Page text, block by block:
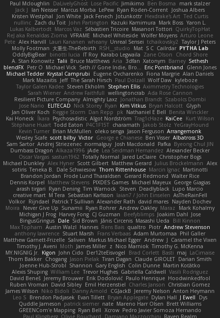
Paul Mcloughlin
DaLivelyGhost Lose Pacific Jimikimo Ben Bosma
mark stalzer
Jack J
Ian Neisser Marcus Morba LePew Ryan Roden-Corrent Joshua Albers
Kristen Westphal
Jon White Jack Fenech Jotunkottr Hexdrake's Art Ted Curtis
nullinc Zach du Toit John Partington Kazuki Kamimura Mark Boss Yaron L.
Lukas Kalbertodt Marcos Vaz Sébastien Tricoire Masanori Tottori QuirkyTopHat
ReJ aka Renaldas Zioma VFRAME Michael Whiteside Wolfer Moyens Arturo Leone
Pete Alex Harvill Lauri Kananen wheany Unreal Sensei tchaikovsky2 Taylor J Peters
Molly Footman 大重生-TheRebirth RSH__studio Mat S C Cailrdar PYTHA Lab
OddlyBigBear binotti lucia IT Roy Karabo Legwaila Zane Olson
Chord Shore
A. Stan Konowitz Talii Bruce Matthews Aria 3dfan Xatonym Barney Sethesh
blendFX Petr O Michael Vick Seth // Gone Indie, Bro... Eric Pontbriand
Glenn Jones
Michael Tedder Krystal Camprubi Eugene Ovcharenko Fiona Margrie Alan Daniels
Mark Mazaitis Jeff The Sarah Hirsch Paul Dolzall Wolf Daw kyleboze
Taylor Galen Kadee Steven Ekholm Stephen Ellis Aximmetry Technologies
Sarah Wiener Andrew Faithfull wellingtoncrab Ada Rose Cannon
Resilient Picture Company Almighty Laxz Jonathan Brandt Szabolcs Dombi
Jose Nario
ELITECAD Nick Storey Ryan Kim Vitkus Bryan Halcott Glyph
Jan Oliver Koch Reggie Storm Dan Repp pk Nathaniel E Bell Benita Winckler
Kai Honeck Íkara Psychosadistic Algot Nordström Trag1cHaze KaiCee Kurt Wilson
Stéphane Huart Todd Eaton P4C1F15T charamath Jakob Stolz YeGrayHound
Kevin Turner Brian McMullen oleko senga Jason Ferguson Arrangemonk
Wesley Scafe scott bilby Victor George e Chianese Ben Visser Albatross 3D
Sam Sartor Andrej Striezenec normalguy Josh Macdonald Pafka Byeong Chul JIN
Dumbass Dragon Alkaza1996 jAde Lea Seidman Hernandez Alexander Becker
Oscar Vargas sastun1962 Totally Normal Jared LeClaire Christopher Bogs
Michael Dunkley Alex Hyner Scott Gilbert Matthew Gerard Julius Brockelmann Alex
sotiris Teneka B. Dale Schwiesow Thom Rittenhouse Marcin Ignac Martinotti
Brandon Jordan Frode Lund Tharaldsen Gerard Redmond Walter Rice
Dennis Korpel Matthew Stevens PIXDES Games Michael Mayeux George Giagias
arash tirgari Ryan Dening Tim Warnock Steven Deadlyblack Lupo Marcio
creative mart M Tera Sebastian Karlsson Iaian7 / John Einselen AsTheRainFell
Volkor Rijndael Patrick T Sullivan Alexander Rath david mares Nayden Dochev
Moira
Never Give Up Sunamii Ryan Rohrer Andrew Oakley Maraz
Mark Kohalmy
Michigan J Frog Harvey Fong CJ Guzman Beefyblimps Joakim Dahl Jose
BingusGringus Dale Sid Brown Jānis Circenis Masashi Ueda
Bill Kinnon
Max Topham Austin Walzl Hannes Rens Bais qualtro Piotr Andrew Stevenson
anthony lawrence Stuart Marsh Frans Verbaas Adam Murtomaa Phil Galler
Matthew Garnett-Frizelle Saliven Markus Michael Egger Andrew J Caramel the Vixen
Timothy J. Aveni Moth James Miller z Nico Marniok Timothy G. McKenna
MY.NIGNIG Jr. Kigon John Cido Der12teEisvogel Brad Corlett Basti maj LaCimaise
Thom Bakker Chogang Jason Pielak Tiran Dagan Claude GIROLET Darian Smith
Joenne Hub-Strobl Shannon Gary English Colin Dunne Martin Koťátko
Alexis Shuping William Lee Trevor Hughes Gabriella Caldwell Vasili Rodriguez
David Beneš Jeremy Brouwer Erik Dodolović Paulo Henrique Hoodwinkedfool
Ruben Vroman David Sibley Emil Herzenstiel Charles Janson Christian Gomez
James Wilson Niko Bidoli Danny Arnold CGJackB Jeremy Nelson Anton Heymann
Leo S Brendon Padjasek Evan Tillett Bryan Applegate Dylan Hall J Ewell
Dys
Quddle Jameson patrick siemer nate Mareno Harr Olsen Brett Williams
GREENCom'e Mapping Ryan Bell Xcrow Pedro Javier Somoza Hernando
Paul Klingberg Olivié Bouchard Damiano Mazzocchini Raven Realm